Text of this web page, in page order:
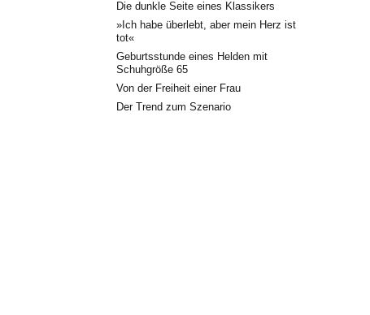
Die dunkle Seite eines Klassikers
»Ich habe überlebt, aber mein Herz ist
tot«
Geburtsstunde eines Helden mit
Schuhgröße 65
Von der Freiheit einer Frau
Der Trend zum Szenario